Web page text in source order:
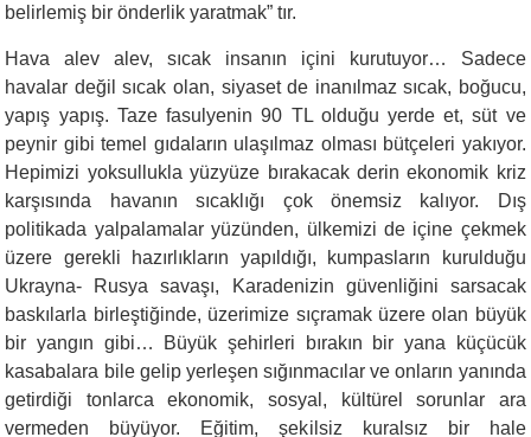
belirlemiş bir önderlik yaratmak” tır.
Hava alev alev, sıcak insanın içini kurutuyor… Sadece
havalar değil sıcak olan, siyaset de inanılmaz sıcak, boğucu,
yapış yapış. Taze fasulyenin 90 TL olduğu yerde et, süt ve
peynir gibi temel gıdaların ulaşılmaz olması bütçeleri yakıyor.
Hepimizi yoksullukla yüzyüze bırakacak derin ekonomik kriz
karşısında havanın sıcaklığı çok önemsiz kalıyor. Dış
politikada yalpalamalar yüzünden, ülkemizi de içine çekmek
üzere gerekli hazırlıkların yapıldığı, kumpasların kurulduğu
Ukrayna- Rusya savaşı, Karadenizin güvenliğini sarsacak
baskılarla birleştiğinde, üzerimize sıçramak üzere olan büyük
bir yangın gibi… Büyük şehirleri bırakın bir yana küçücük
kasabalara bile gelip yerleşen sığınmacılar ve onların yanında
getirdiği tonlarca ekonomik, sosyal, kültürel sorunlar ara
vermeden büyüyor. Eğitim, şekilsiz kuralsız bir hale